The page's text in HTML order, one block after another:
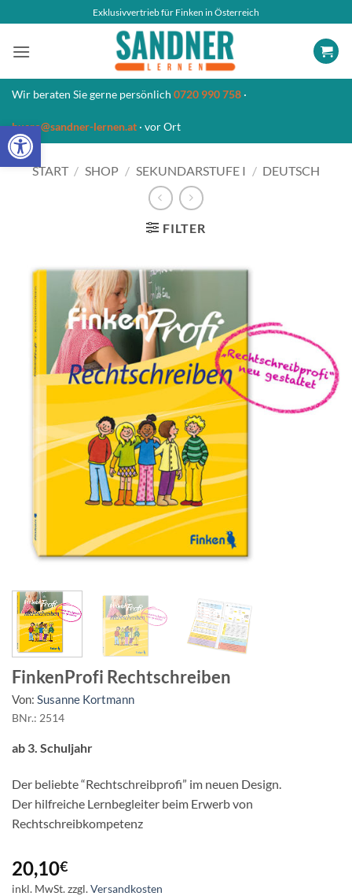
Open toolbar
Inhalt
springen
Exklusivvertrieb für Finken in Österreich
Wir beraten Sie gerne persönlich 0720 990 758 ·
buero@sandner-lernen.at · vor Ort
START / SHOP / SEKUNDARSTUFE I / DEUTSCH
FILTER
FinkenProfi Rechtschreiben
Von: Susanne Kortmann
BNr.: 2514
20,10€
inkl. MwSt.zzgl.Versandkosten
ab 3. Schuljahr
Der beliebte “Rechtschreibprofi” im neuen Design.
Der hilfreiche Lernbegleiter beim Erwerb von
Rechtschreibkompetenz